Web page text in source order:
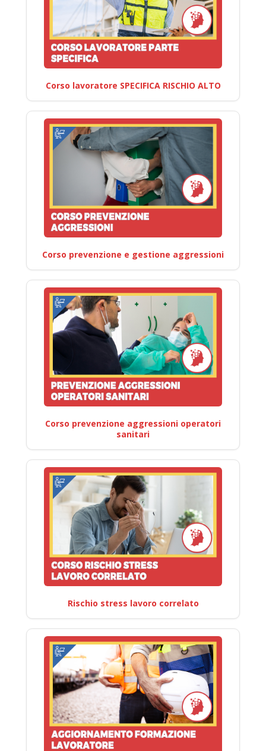
Corso lavoratore SPECIFICA RISCHIO ALTO
Corso prevenzione e gestione aggressioni
Corso prevenzione aggressioni operatori
sanitari
Rischio stress lavoro correlato